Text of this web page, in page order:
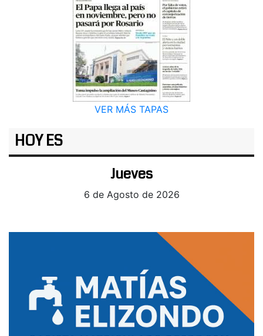
VER MÁS TAPAS
HOY ES
Jueves
6 de Agosto de 2026